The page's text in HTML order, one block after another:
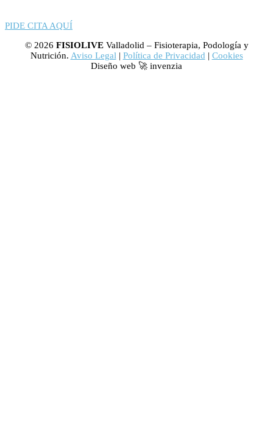
PIDE CITA AQUÍ
© 2026 FISIOLIVEValladolid – Fisioterapia, Podología y
Nutrición. Aviso Legal | Política de Privacidad | Cookies
Diseño web 🚀 invenzia